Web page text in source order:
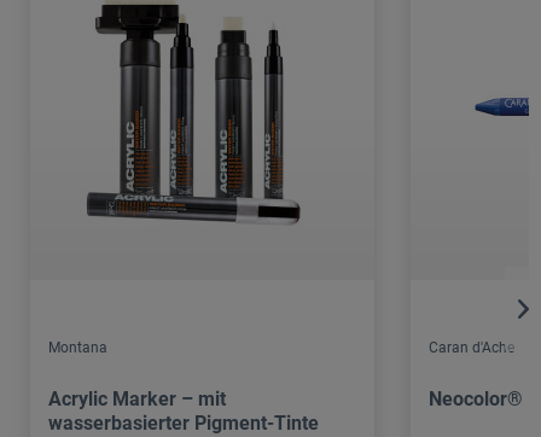
Montana
Acrylic Marker – mit
wasserbasierter Pigment-Tinte
Caran d'Ache
Neocolor® I